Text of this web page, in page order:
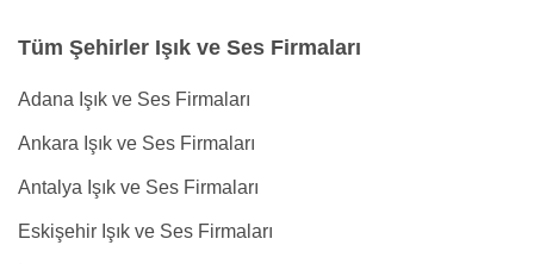
Tüm Şehirler Işık ve Ses Firmaları
Adana Işık ve Ses Firmaları
Ankara Işık ve Ses Firmaları
Antalya Işık ve Ses Firmaları
Eskişehir Işık ve Ses Firmaları